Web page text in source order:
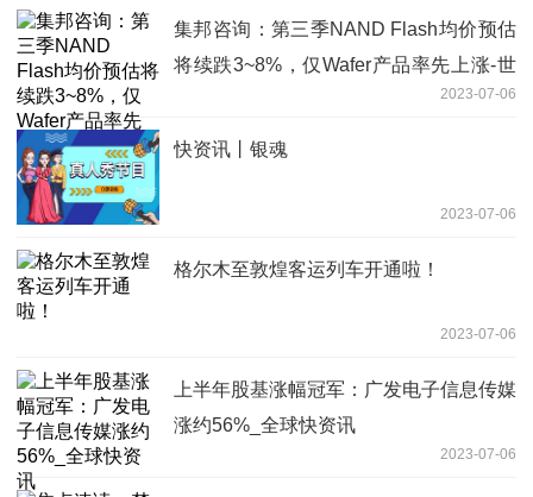
集邦咨询：第三季NAND Flash均价预估
将续跌3~8%，仅Wafer产品率先上涨-世
2023-07-06
快资讯丨银魂
2023-07-06
格尔木至敦煌客运列车开通啦！
2023-07-06
上半年股基涨幅冠军：广发电子信息传媒
涨约56%_全球快资讯
2023-07-06